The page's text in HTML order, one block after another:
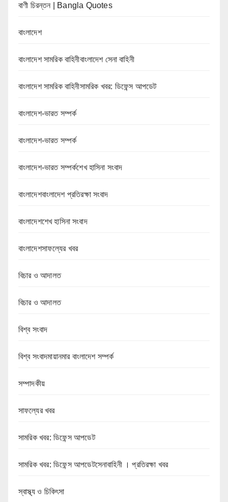
বাণী চিরন্তন | Bangla Quotes
বাংলাদেশ
বাংলাদেশ সামরিক বাহিনীবাংলাদেশ সেনা বাহিনী
বাংলাদেশ সামরিক বাহিনীসামরিক খবর: ডিফেন্স আপডেট
বাংলাদেশ-ভারত সম্পর্ক
বাংলাদেশ-ভারত সম্পর্ক
বাংলাদেশ-ভারত সম্পর্কশেখ হাসিনা সংবাদ
বাংলাদেশবাংলাদেশ প্রতিরক্ষা সংবাদ
বাংলাদেশশেখ হাসিনা সংবাদ
বাংলাদেশসাফল্যের খবর
বিচার ও আদালত
বিচার ও আদালত
বিশ্ব সংবাদ
বিশ্ব সংবাদমায়ানমার বাংলাদেশ সম্পর্ক
সম্পাদকীয়
সাফল্যের খবর
সামরিক খবর: ডিফেন্স আপডেট
সামরিক খবর: ডিফেন্স আপডেটসেনাবাহিনী । প্রতিরক্ষা খবর
স্বাস্থ্য ও চিকিৎসা